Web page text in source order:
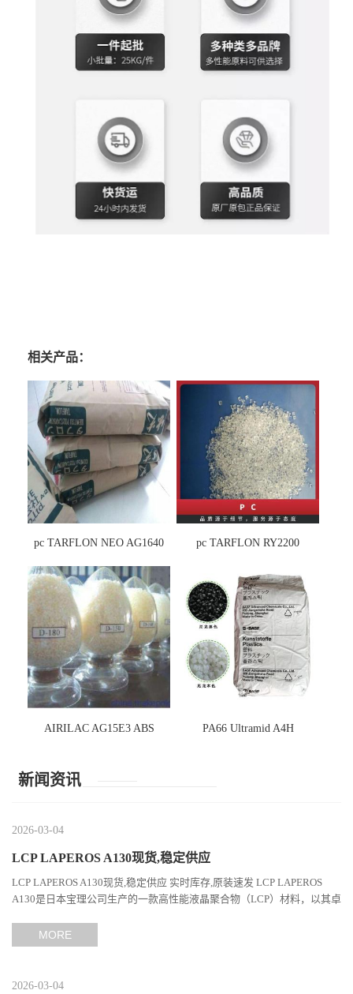
相关产品：
pc TARFLON NEO AG1640 pc TARFLON RY2200
AIRILAC AG15E3 ABS PA66 Ultramid A4H
新闻资讯
2026-03-04
LCP LAPEROS A130现货,稳定供应
LCP LAPEROS A130现货,稳定供应 实时库存,原装速发 LCP LAPEROS
A130是日本宝理公司生产的一款高性能液晶聚合物（LCP）材料，以其卓
MORE
2026-03-04